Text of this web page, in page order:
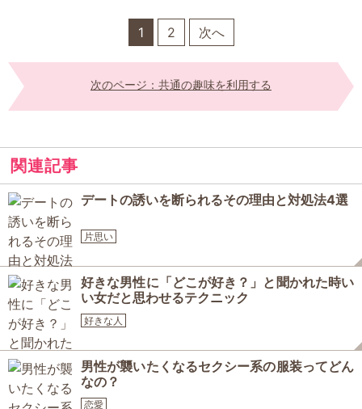
1 2 次へ
次のページ：共通の趣味を利用する
関連記事
デートの誘いを断られるその理由と対処法4選
片思い
好きな男性に「どこが好き？」と聞かれた時い
い女だと思わせるテクニック
好きな人
男性が襲いたくなるセクシー系の服装ってどん
なの？
恋愛